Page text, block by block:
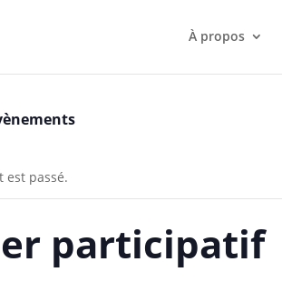
À propos
est passé.
participatif